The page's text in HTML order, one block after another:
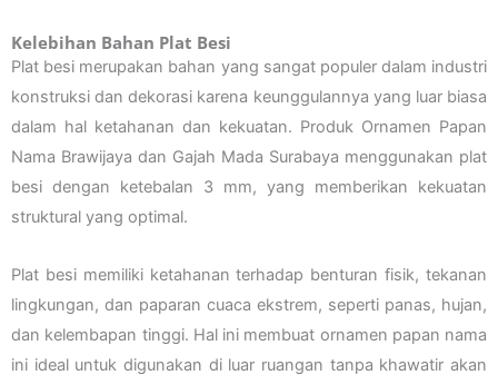
Kelebihan Bahan Plat Besi
Plat besi merupakan bahan yang sangat populer dalam industri
konstruksi dan dekorasi karena keunggulannya yang luar biasa
dalam hal ketahanan dan kekuatan. Produk Ornamen Papan
Nama Brawijaya dan Gajah Mada Surabaya menggunakan plat
besi dengan ketebalan 3 mm, yang memberikan kekuatan
struktural yang optimal.
Plat besi memiliki ketahanan terhadap benturan fisik, tekanan
lingkungan, dan paparan cuaca ekstrem, seperti panas, hujan,
dan kelembapan tinggi. Hal ini membuat ornamen papan nama
ini ideal untuk digunakan di luar ruangan tanpa khawatir akan